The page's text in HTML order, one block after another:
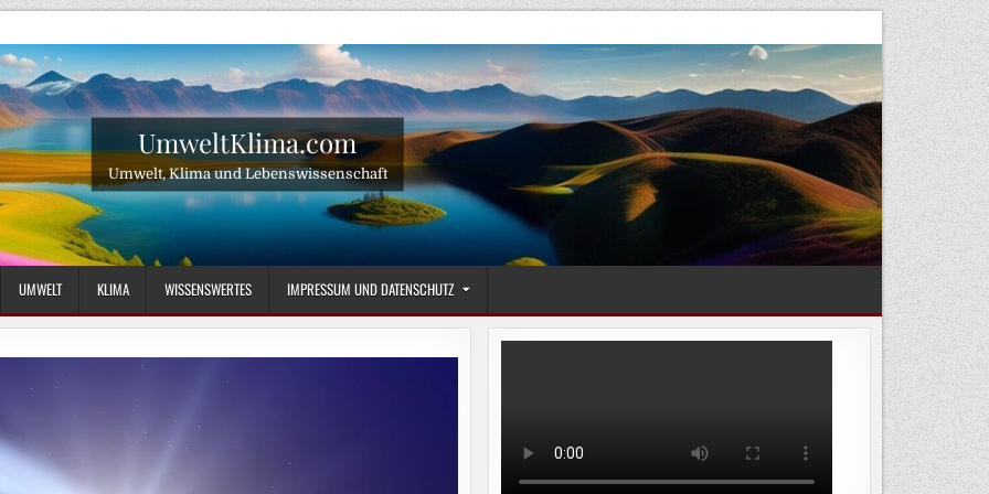
UmweltKlima.com
Umwelt, Klima und Lebenswissenschaft
UMWELT KLIMA WISSENSWERTES IMPRESSUM UND DATENSCHUTZ